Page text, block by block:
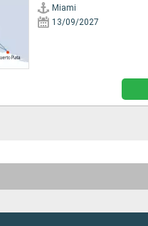
Miami
13/09/2027